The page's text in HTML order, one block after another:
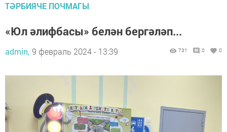
ТӘРБИЯЧЕ ПОЧМАГЫ
«Юл әлифбасы» белән бергәләп...
admin, 9 февраль 2024 - 13:39 731 0 0